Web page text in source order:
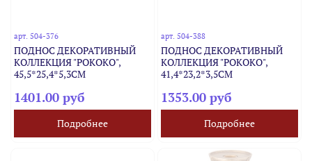
арт.504-376
ПОДНОС ДЕКОРАТИВНЫЙ
КОЛЛЕКЦИЯ "РОКОКО",
45,5*25,4*5,3CM
1401.00 руб
Подробнее
арт. 504-388
ПОДНОС ДЕКОРАТИВНЫЙ
КОЛЛЕКЦИЯ "РОКОКО",
41,4*23,2*3,5CM
1353.00 руб
Подробнее